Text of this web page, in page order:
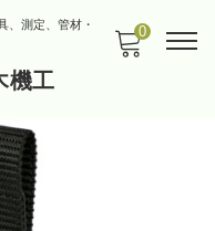
、測定、管材・
機工
0